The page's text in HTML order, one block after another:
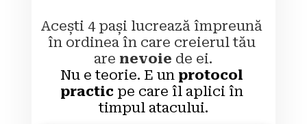
Acești 4 pași lucrează împreună
în ordinea în care creierul tău
are nevoie de ei.
Nu e teorie. E un protocol
practic pe care îl aplici în
timpul atacului.